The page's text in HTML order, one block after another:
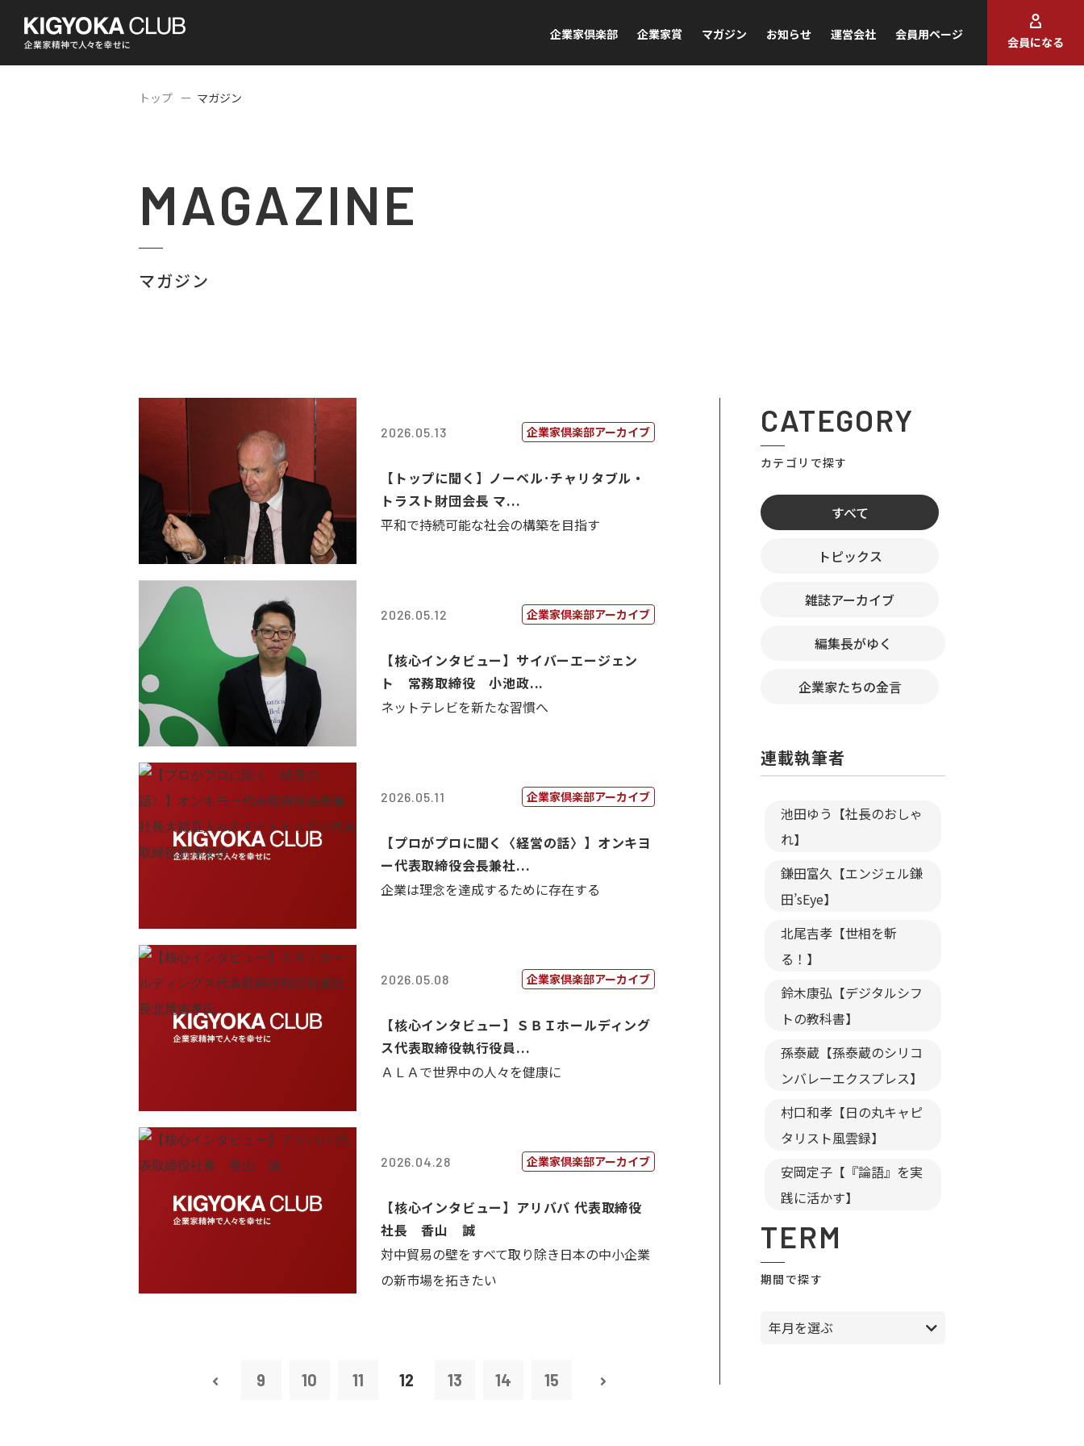
企業家倶楽部 企業家賞 マガジン お知らせ 運営会社 会員用ページ
会員になる
トップ マガジン
MAGAZINE
マガジン
2026.05.13 企業家倶楽部アーカイブ
【トップに聞く】ノーベル･チャリタブル・
トラスト財団会長 マ...
平和で持続可能な社会の構築を目指す
2026.05.12 企業家倶楽部アーカイブ
【核心インタビュー】サイバーエージェン
ト 常務取締役 小池政...
ネットテレビを新たな習慣へ
2026.05.11 企業家倶楽部アーカイブ
【プロがプロに聞く〈経営の話〉】オンキヨ
ー代表取締役会長兼社...
企業は理念を達成するために存在する
2026.05.08 企業家倶楽部アーカイブ
【核心インタビュー】ＳＢＩホールディング
ス代表取締役執行役員...
ＡＬＡで世界中の人々を健康に
2026.04.28 企業家倶楽部アーカイブ
【核心インタビュー】アリババ 代表取締役
社長 香山 誠
対中貿易の壁をすべて取り除き日本の中小企業
の新市場を拓きたい
9 10 11 12 13 14 15
CATEGORY
カテゴリで探す
すべて
トピックス
雑誌アーカイブ
編集長がゆく
企業家たちの金言
連載執筆者
池田ゆう【社長のおしゃ
れ】
鎌田富久【エンジェル鎌
田’sEye】
北尾吉孝【世相を斬
る！】
鈴木康弘【デジタルシフ
トの教科書】
孫泰蔵【孫泰蔵のシリコ
ンバレーエクスプレス】
村口和孝【日の丸キャピ
タリスト風雲録】
安岡定子【『論語』を実
践に活かす】
TERM
期間で探す
年月を選ぶ